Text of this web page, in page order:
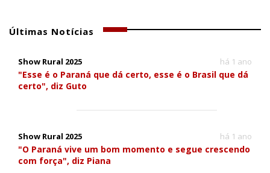
Últimas Notícias
Show Rural 2025 há 1 ano
"Esse é o Paraná que dá certo, esse é o Brasil que dá
certo", diz Guto
Show Rural 2025 há 1 ano
"O Paraná vive um bom momento e segue crescendo
com força", diz Piana